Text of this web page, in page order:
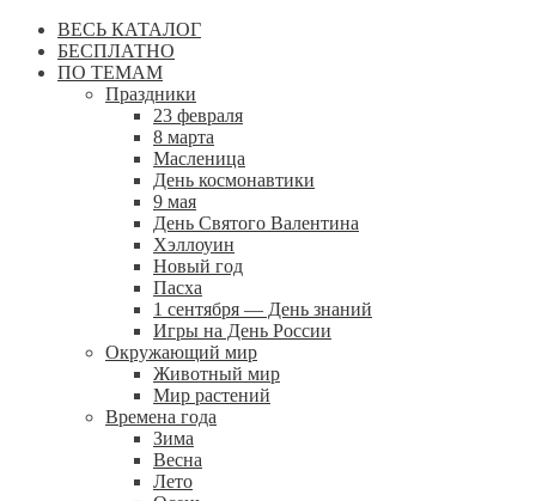
ВЕСЬ КАТАЛОГ
БЕСПЛАТНО
ПО ТЕМАМ
Праздники
23 февраля
8 марта
Масленица
День космонавтики
9 мая
День Святого Валентина
Хэллоуин
Новый год
Пасха
1 сентября — День знаний
Игры на День России
Окружающий мир
Животный мир
Мир растений
Времена года
Зима
Весна
Лето